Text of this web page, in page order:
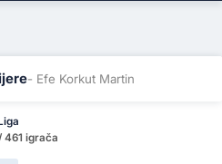
- Efe Korkut Martin
461 igrača